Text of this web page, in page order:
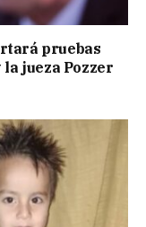
pruebas
jueza Pozzer